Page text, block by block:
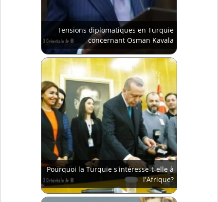
Tensions diplomatiques en Turquie
concernant Osman Kavala
Pourquoi la Turquie s'intéresse-t-elle à
l'Afrique?